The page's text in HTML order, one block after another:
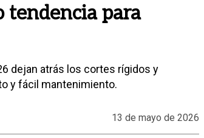
tendencia para
dejan atrás los cortes rígidos y
y fácil mantenimiento.
13 de mayo de 2026